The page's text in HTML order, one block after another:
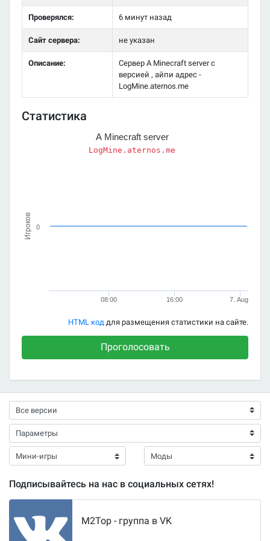
Проверялся: 6 минут назад
Сайт сервера: не указан
Описание:
Сервер A Minecraft server с
версией , айпи адрес -
LogMine.aternos.me
Статистика
Игроков
A Minecraft server
LogMine.aternos.me
7. Aug
08:00 16:00
0
HTML код для размещения статистики на сайте.
Проголосовать
Подписывайтесь на нас в социальных сетях!
M2Top - группа в VK